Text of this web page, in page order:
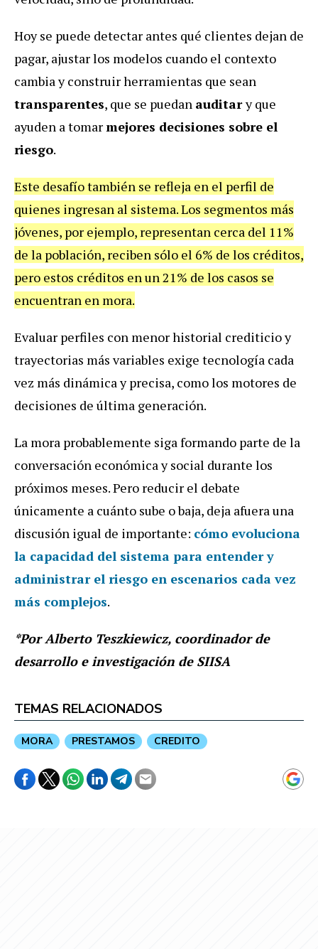
Hoy se puede detectar antes qué clientes dejan de
pagar, ajustar los modelos cuando el contexto
cambia y construir herramientas que sean
transparentes, que se puedan auditary que
ayuden a tomarmejores decisiones sobre el
riesgo.
Este desafío también se refleja en el perfil de
quienes ingresan al sistema. Los segmentos más
jóvenes, por ejemplo, representan cerca del 11%
de la población, reciben sólo el 6% de los créditos,
pero estos créditos en un 21% de los casos se
encuentran en mora.
Evaluar perfiles con menor historial crediticio y
trayectorias más variables exige tecnología cada
vez más dinámica y precisa, como los motores de
decisiones de última generación.
La mora probablemente siga formando parte de la
conversación económica y social durante los
próximos meses. Pero reducir el debate
únicamente a cuánto sube o baja, deja afuera una
discusión igual de importante: cómo evoluciona
la capacidad del sistema para entender y
administrar el riesgo en escenarios cada vez
más complejos.
*Por Alberto Teszkiewicz, coordinador de
desarrollo e investigación de SIISA
TEMAS RELACIONADOS
MORA PRESTAMOS CREDITO